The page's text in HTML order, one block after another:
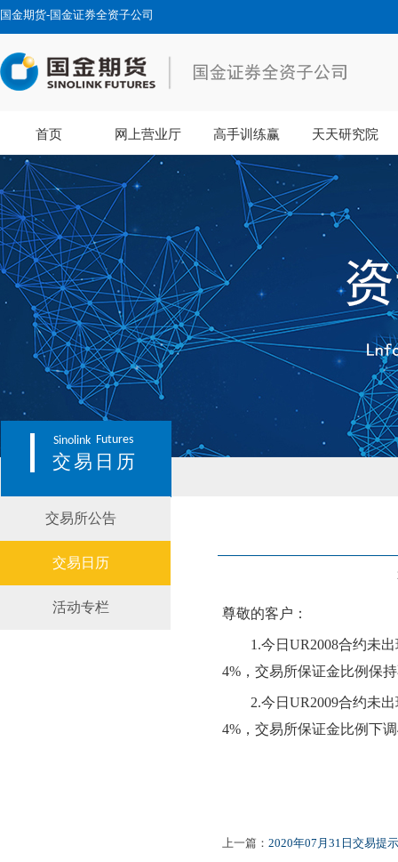
国金期货-国金证券全资子公司
首页 网上营业厅 高手训练赢 天天研究院
Sinolink Futures
交易日历
交易所公告
交易日历
活动专栏 尊敬的客户：
1.今日UR2008合约未
4%，交易所保证金比例保
2.今日UR2009合约未
4%，交易所保证金比例下调
上一篇： 2020年07月31日交易提示